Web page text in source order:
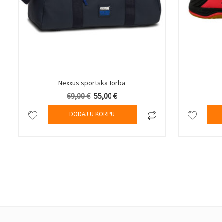
Nexxus sportska torba
69,00€ Originalna cena je bila: 69,00 €.
55,00€
DODAJ U KORPU